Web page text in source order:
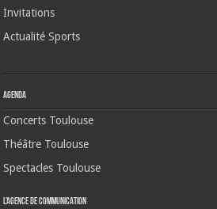
Invitations
Actualité Sports
Agenda
Concerts Toulouse
Théâtre Toulouse
Spectacles Toulouse
L’agence de communication